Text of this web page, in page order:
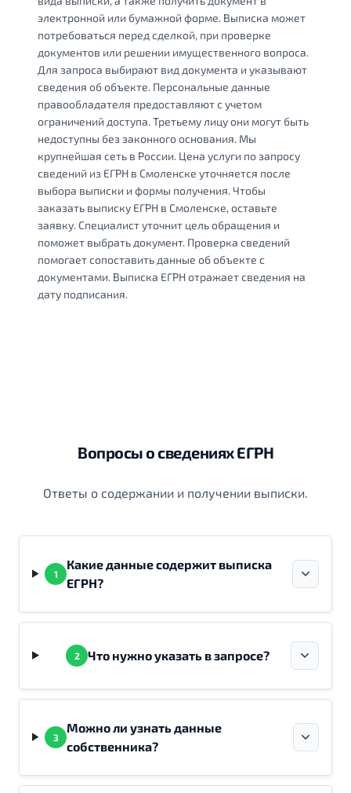
электронной или бумажной форме. Выписка может
потребоваться перед сделкой, при проверке
документов или решении имущественного вопроса.
Для запроса выбирают вид документа и указывают
сведения об объекте. Персональные данные
правообладателя предоставляют с учетом
ограничений доступа. Третьему лицу они могут быть
недоступны без законного основания. Мы
крупнейшая сеть в России. Цена услуги по запросу
сведений из ЕГРН в Смоленске уточняется после
выбора выписки и формы получения. Чтобы
заказать выписку ЕГРН в Смоленске, оставьте
заявку. Специалист уточнит цель обращения и
поможет выбрать документ. Проверка сведений
помогает сопоставить данные об объекте с
документами. Выписка ЕГРН отражает сведения на
дату подписания.
Вопросы о сведениях ЕГРН
Ответы о содержании и получении выписки.
1
Какие данные содержит выписка
ЕГРН?
2 Что нужно указать в запросе?
3
Можно ли узнать данные
собственника?